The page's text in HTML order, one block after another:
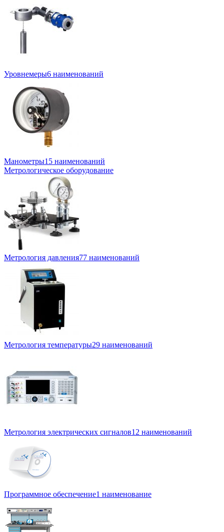
Уровнемеры6 наименований
Манометры15 наименований
Метрологическое оборудование
Метрология давления77 наименований
Метрология температуры29 наименований
Метрология электрических сигналов12 наименований
Программное обеспечение1 наименование